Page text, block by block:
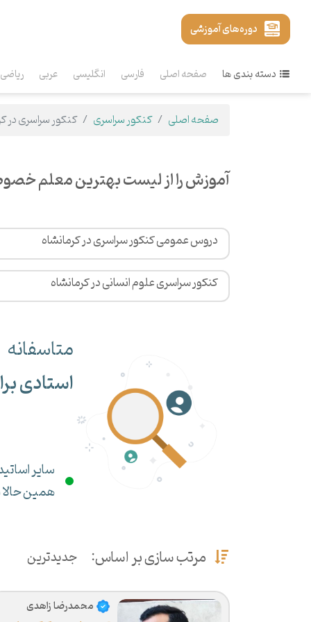
دوره‌های آموزشی
دسته بندی ها صفحه اصلی فارسی انگلیسی عربی ریاضی
صفحه اصلی کنکور سراسری کنکور سراسری در
آموزش را از لیست بهترین معلم
دروس عمومی کنکور سراسری در کرمانشاه
کنکور سراسری علوم انسانی در کرمانشاه
متاسفانه
استادی
سایر
همین حالا
مرتب سازی بر اساس: جدیدترین